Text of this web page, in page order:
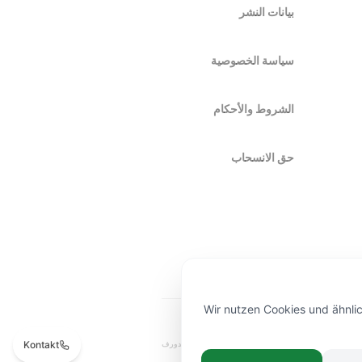
بيانات النشر
سياسة الخصوصية
الشروط والأحكام
حق الانسحاب
توصيل في دوسلدورف
Wir nutzen Cookies und
Kontakt